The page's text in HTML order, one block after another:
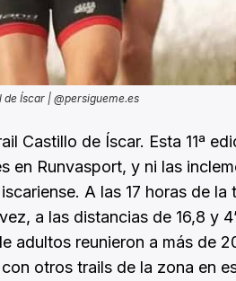
Íscar | @persigueme.es
Castillo de Íscar. Esta 11ª
en Runvasport, y ni las
A las 17 horas de la
a las distancias de 16,8 y
adultos reunieron a más de
otros trails de la zona en